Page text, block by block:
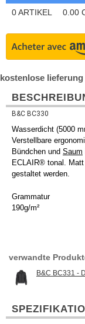
0ARTIKEL 0.00
kostenlose lieferung
B&C BC330
Wasserdicht (5000
Verstellbare
Bündchen und Saum
ECLAIR® tonal. Matt
gestaltet werden.
Grammatur
190g/m²
verwandte
B&C BC331 -